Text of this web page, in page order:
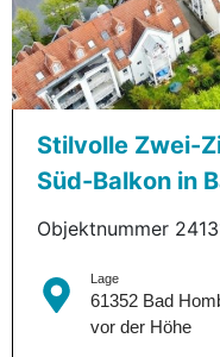
Stilvolle Zwei-
Süd-Balkon in
Objektnummer
Lage
61352 Bad
vor der Höhe